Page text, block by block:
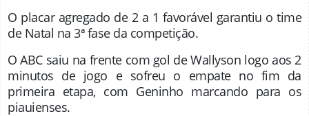
O placar agregado de 2 a 1 favorável garantiu o time
de Natal na 3ª fase da competição.
O ABC saiu na frente com gol de Wallyson logo aos 2
minutos de jogo e sofreu o empate no fim da
primeira etapa, com Geninho marcando para os
piauienses.